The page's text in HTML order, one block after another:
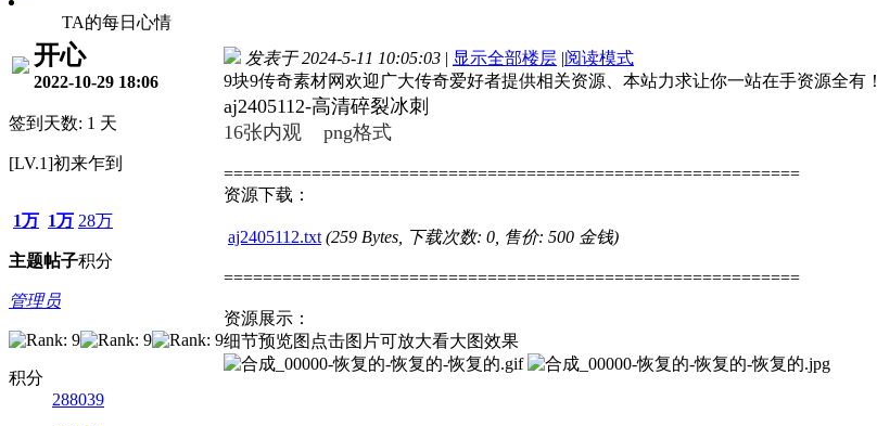
TA的每日心情
开心
2022-10-29 18:06
签到天数: 1 天
[LV.1]初来乍到
1万
主题
1万
帖子
28万
积分
管理员
积分
288039
发表于 2024-5-11 10:05:03 | 显示全部楼层 |阅读模式
9块9传奇素材网欢迎广大传奇爱好者提供相关资源、本站力求让你一站在手资源全有！
aj2405112-高清碎裂冰刺
16张内观 png格式
===========================================================
资源下载：
aj2405112.txt (259 Bytes, 下载次数: 0, 售价: 500 金钱)
===========================================================
资源展示：
细节预览图点击图片可放大看大图效果